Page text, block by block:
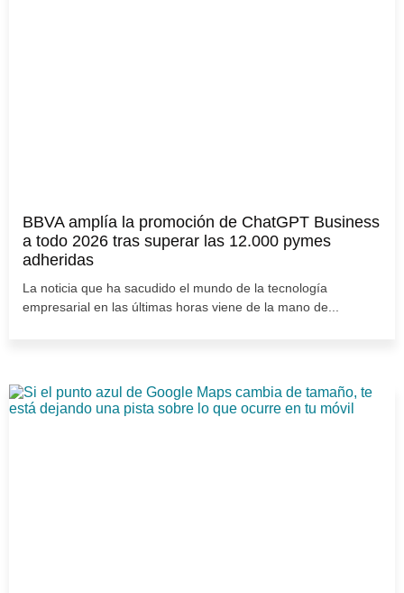
BBVA amplía la promoción de ChatGPT Business
a todo 2026 tras superar las 12.000 pymes
adheridas
La noticia que ha sacudido el mundo de la tecnología
empresarial en las últimas horas viene de la mano de...